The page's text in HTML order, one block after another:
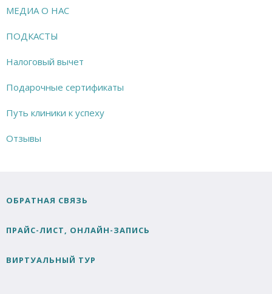
МЕДИА О НАС
ПОДКАСТЫ
Налоговый вычет
Подарочные сертификаты
Путь клиники к успеху
Отзывы
ОБРАТНАЯ СВЯЗЬ
ПРАЙС-ЛИСТ, ОНЛАЙН-ЗАПИСЬ
ВИРТУАЛЬНЫЙ ТУР